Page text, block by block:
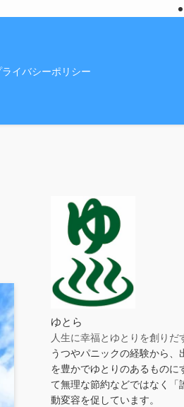
イバシーポリシー
ゆとら
人生に幸福とゆとりを創りだ
うつやパニックの経験から、
を豊かでゆとりのあるものに
て無理な節約などではなく「
動変容を促しています。